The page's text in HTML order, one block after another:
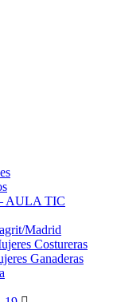
AULA TIC
Madrid
Costureras
Ganaderas